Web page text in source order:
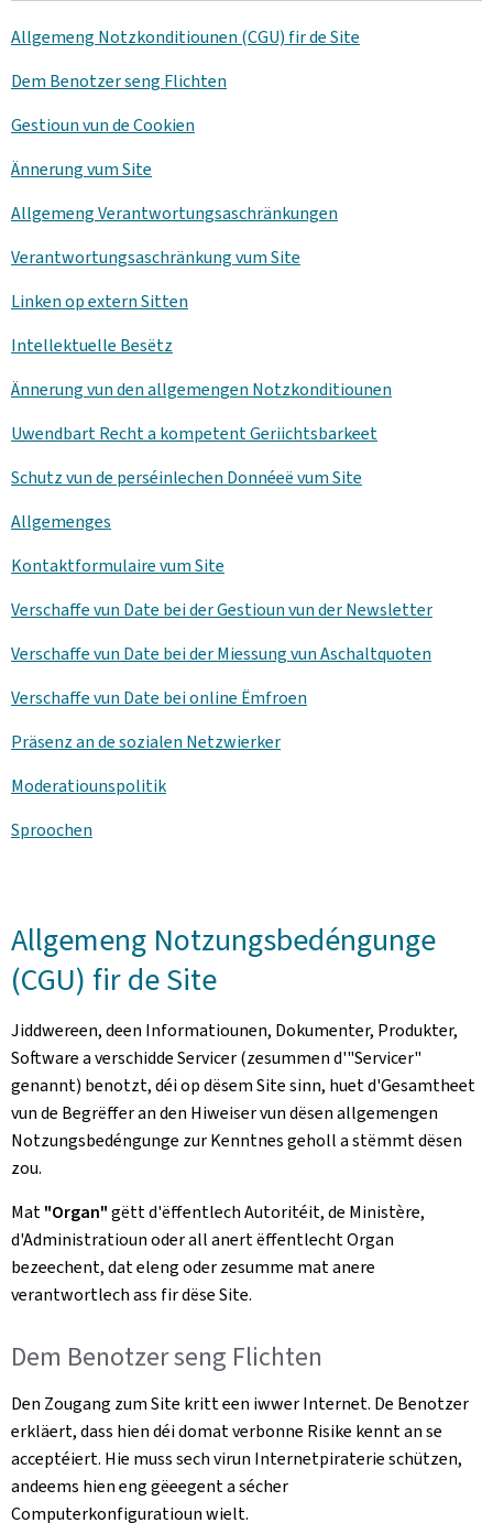
Allgemeng Notzkonditiounen (CGU) fir de Site
Dem Benotzer seng Flichten
Gestioun vun de Cookien
Ännerung vum Site
Allgemeng Verantwortungsaschränkungen
Verantwortungsaschränkung vum Site
Linken op extern Sitten
Intellektuelle Besëtz
Ännerung vun den allgemengen Notzkonditiounen
Uwendbart Recht a kompetent Geriichtsbarkeet
Schutz vun de perséinlechen Donnéeë vum Site
Allgemenges
Kontaktformulaire vum Site
Verschaffe vun Date bei der Gestioun vun derNewsletter
Verschaffe vun Date bei der Miessung vun Aschaltquoten
Verschaffe vun Date bei online Ëmfroen
Präsenz an de sozialen Netzwierker
Moderatiounspolitik
Sproochen
Allgemeng Notzungsbedéngunge
(CGU) fir de Site
Jiddwereen, deen Informatiounen, Dokumenter, Produkter,
Software a verschidde Servicer (zesummen d'"Servicer"
genannt) benotzt, déi op dësem Site sinn, huet d'Gesamtheet
vun de Begrëffer an den Hiweiser vun dësen allgemengen
Notzungsbedéngunge zur Kenntnes geholl a stëmmt dësen
zou.
Mat"Organ"gëtt d'ëffentlech Autoritéit, de Ministère,
d'Administratioun oder all anert ëffentlecht Organ
bezeechent, dat eleng oder zesumme mat anere
verantwortlech ass fir dëse Site.
Dem Benotzer seng Flichten
Den Zougang zum Site kritt een iwwer Internet. De Benotzer
erkläert, dass hien déi domat verbonne Risike kennt an se
acceptéiert. Hie muss sech virun Internetpiraterie schützen,
andeems hien eng gëeegent a sécher
Computerkonfiguratioun wielt.